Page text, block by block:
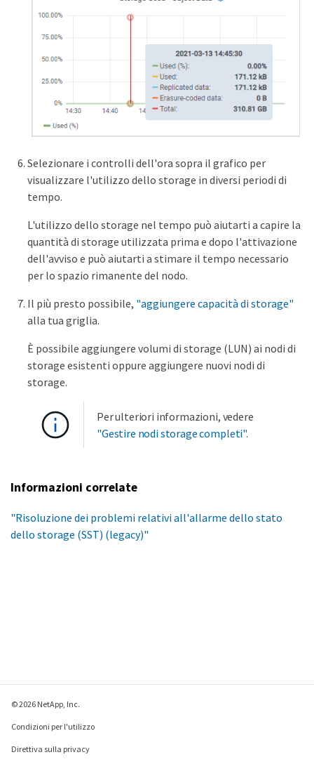
Selezionare i controlli dell'ora sopra il grafico per
visualizzare l'utilizzo dello storage in diversi periodi di
tempo.
L'utilizzo dello storage nel tempo può aiutarti a capire la
quantità di storage utilizzata prima e dopo l'attivazione
dell'avviso e può aiutarti a stimare il tempo necessario
per lo spazio rimanente del nodo.
Il più presto possibile, "aggiungere capacità di storage"
alla tua griglia.
È possibile aggiungere volumi di storage (LUN) ai nodi di
storage esistenti oppure aggiungere nuovi nodi di
storage.
Per ulteriori informazioni, vedere
"Gestire nodi storage completi".
Informazioni correlate
"Risoluzione dei problemi relativi all'allarme dello stato
dello storage (SST) (legacy)"
© 2026 NetApp, Inc.
Condizioni per l'utilizzo
Direttiva sulla privacy